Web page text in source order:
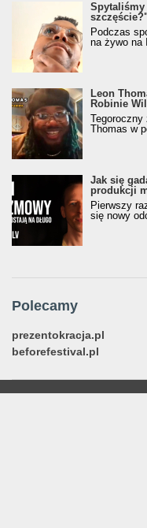
Podczas
na żywo na
Leon
Robinie
Tegoroczny
Thomas w
Jak się
produkcji
Pierwszy
się nowy
Polecamy
prezentokracja.pl
beforefestival.pl